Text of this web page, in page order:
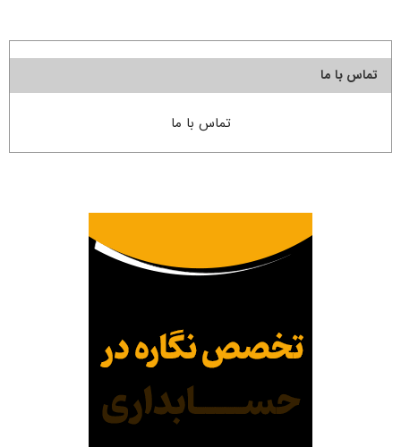
تماس با ما
تماس با ما